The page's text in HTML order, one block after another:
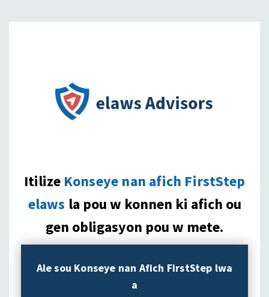
Itilize Konseye nan afich FirstStep
elaws la pou w konnen ki afich ou
gen obligasyon pou w mete.
Ale sou Konseye nan Afich FirstStep lwa
a